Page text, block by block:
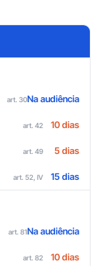
art. 30Na audiência
art. 42 10 dias
art. 49 5 dias
art. 52, IV 15 dias
art. 81Na audiência
art. 82 10 dias